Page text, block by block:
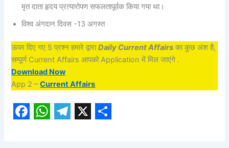
मृत दाता हृदय प्रत्यारोपण सफलतापूर्वक किया गया था।
विश्व अंगदान दिवस -13 अगस्त
ऊपर दिए गए 5 प्रश्न हमारे द्वाराDaily Current Affairs का कुछ अंश है,
सम्पूर्ण Current Affairs आपको Application में मिल जाएंगे .
Download Now
App 2 –Current Affairs